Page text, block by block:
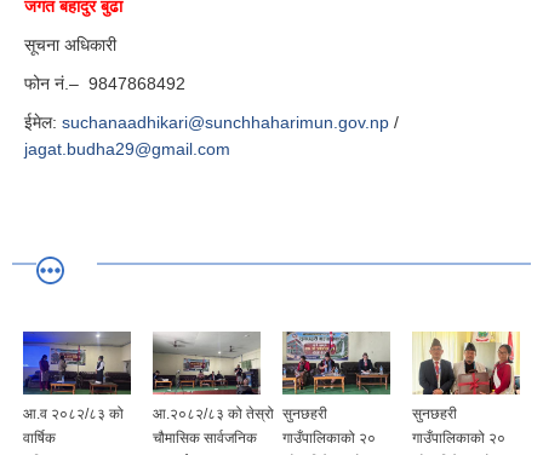
जगत बहादुर बुढा
सूचना अधिकारी
फोन नं.– 9847868492
ईमेल: suchanaadhikari@sunchhaharimun.gov.np /
jagat.budha29@gmail.com
आ.व २०८२/८३ को
वार्षिक
आ.२०८२/८३ को तेस्रो
चौमासिक सार्वजनिक
सुनछहरी
गाउँपालिकाको २०
सुनछहरी
गाउँपालिकाको २०